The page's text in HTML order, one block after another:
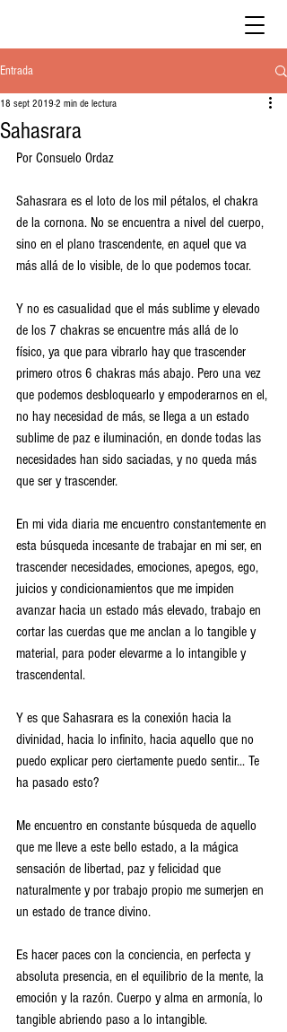
Entrada
Sahasrara
18 sept 2019 2 min de lectura
Por Consuelo Ordaz
Sahasrara es el loto de los mil pétalos, el chakra
de la cornona. No se encuentra a nivel del cuerpo,
sino en el plano trascendente, en aquel que va
más allá de lo visible, de lo que podemos tocar.
Y no es casualidad que el más sublime y elevado
de los 7 chakras se encuentre más allá de lo
físico, ya que para vibrarlo hay que trascender
primero otros 6 chakras más abajo. Pero una vez
que podemos desbloquearlo y empoderarnos en el,
no hay necesidad de más, se llega a un estado
sublime de paz e iluminación, en donde todas las
necesidades han sido saciadas, y no queda más
que ser y trascender.
En mi vida diaria me encuentro constantemente en
esta búsqueda incesante de trabajar en mi ser, en
trascender necesidades, emociones, apegos, ego,
juicios y condicionamientos que me impiden
avanzar hacia un estado más elevado, trabajo en
cortar las cuerdas que me anclan a lo tangible y
material, para poder elevarme a lo intangible y
trascendental.
Y es que Sahasrara es la conexión hacia la
divinidad, hacia lo infinito, hacia aquello que no
puedo explicar pero ciertamente puedo sentir... Te
ha pasado esto?
Me encuentro en constante búsqueda de aquello
que me lleve a este bello estado, a la mágica
sensación de libertad, paz y felicidad que
naturalmente y por trabajo propio me sumerjen en
un estado de trance divino.
Es hacer paces con la conciencia, en perfecta y
absoluta presencia, en el equilibrio de la mente, la
emoción y la razón. Cuerpo y alma en armonía, lo
tangible abriendo paso a lo intangible.